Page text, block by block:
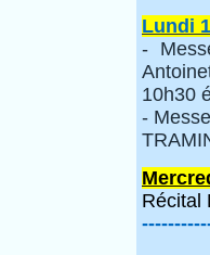
Lundi
-
10h30
-
Récital